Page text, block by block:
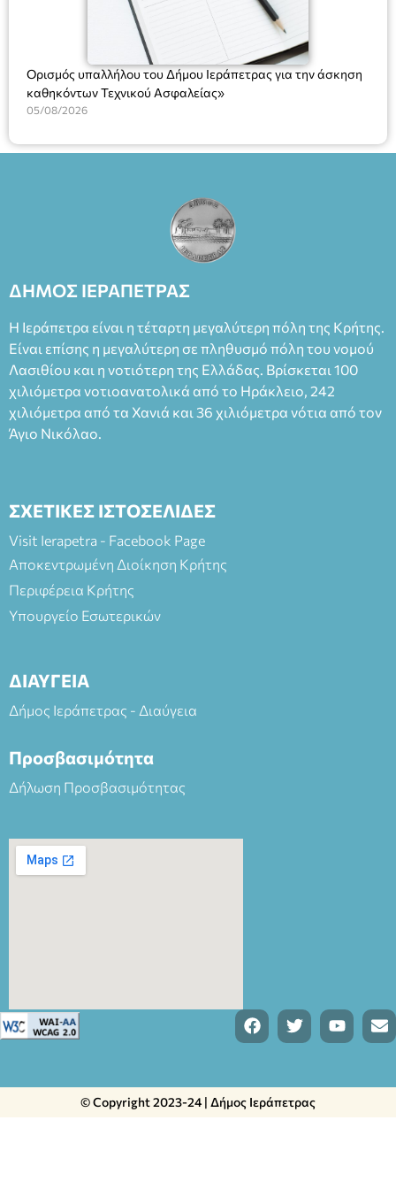
Ορισμός υπαλλήλου του Δήμου Ιεράπετρας για την άσκηση
καθηκόντων Τεχνικού Ασφαλείας»
05/08/2026
ΔΗΜΟΣ ΙΕΡΑΠΕΤΡΑΣ
Η Ιεράπετρα είναι η τέταρτη μεγαλύτερη πόλη της Κρήτης.
Είναι επίσης η μεγαλύτερη σε πληθυσμό πόλη του νομού
Λασιθίου και η νοτιότερη της Ελλάδας. Βρίσκεται 100
χιλιόμετρα νοτιοανατολικά από το Ηράκλειο, 242
χιλιόμετρα από τα Χανιά και 36 χιλιόμετρα νότια από τον
Άγιο Νικόλαο.
ΣΧΕΤΙΚΕΣ ΙΣΤΟΣΕΛΙΔΕΣ
Visit Ierapetra - Facebook Page
Αποκεντρωμένη Διοίκηση Κρήτης
Περιφέρεια Κρήτης
Υπουργείο Εσωτερικών
ΔΙΑΥΓΕΙΑ
Δήμος Ιεράπετρας - Διαύγεια
Προσβασιμότητα
Δήλωση Προσβασιμότητας
© Copyright 2023-24 | Δήμος Ιεράπετρας